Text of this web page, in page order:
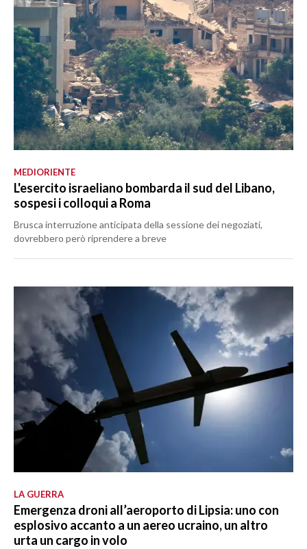
MEDIORIENTE
L'esercito israeliano bombarda il sud del Libano,
sospesi i colloqui a Roma
Brusca interruzione anticipata della sessione dei negoziati,
dovrebbero però riprendere a breve
LA GUERRA
Emergenza droni all’aeroporto di Lipsia: uno con
esplosivo accanto a un aereo ucraino, un altro
urta un cargo in volo